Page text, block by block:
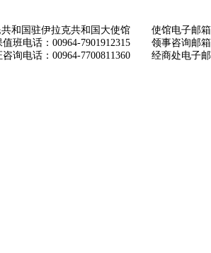
和国驻伊拉克共和国大使馆
班电话：00964-7901912315
询电话：00964-7700811360
使馆电子邮箱
领事咨询邮箱
经商处电子